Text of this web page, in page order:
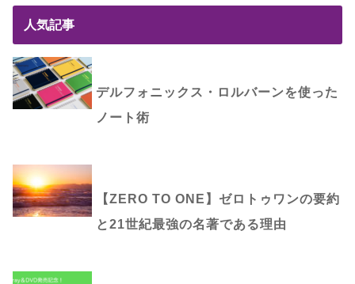
人気記事
デルフォニックス・ロルバーンを使った
ノート術
【ZERO TO ONE】ゼロトゥワンの要約
と21世紀最強の名著である理由